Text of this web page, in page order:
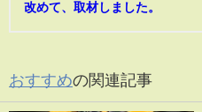
改めて、取材しました。
おすすめの関連記事